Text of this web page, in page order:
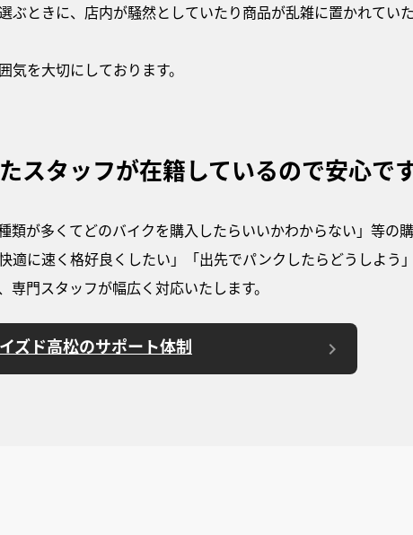
ぶときに、店内が騒然としていたり商品が乱雑に置かれてい
を大切にしております。
スタッフが在籍しているので安心で
類が多くてどのバイクを購入したらいいかわからない」等の
に速く格好良くしたい」「出先でパンクしたらどうしよう」
専門スタッフが幅広く対応いたします。
ズド高松のサポート体制